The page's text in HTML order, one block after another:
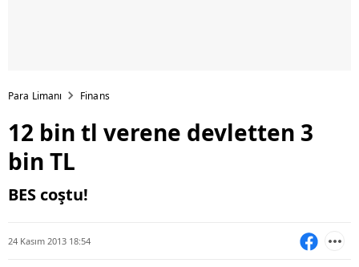
Para Limanı Finans
12 bin tl verene devletten 3
bin TL
BES coştu!
24 Kasım 2013 18:54